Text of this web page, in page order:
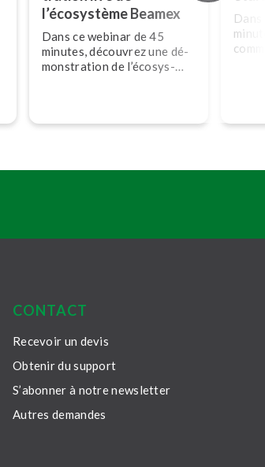
l’écosystème Beamex
Dans ce webinar de 45
minutes, découvrez une dé­
mons­tra­tion de l’éco­sys­
100
CONTACT
Recevoir un devis
Obtenir du support
S’abonner à notre newsletter
Autres demandes